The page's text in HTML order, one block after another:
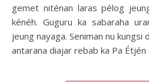
gemet niténan laras pélog
kénéh. Guguru ka sabaraha
jeung nayaga. Seniman nu kungsi
antarana diajar rebab ka Pa